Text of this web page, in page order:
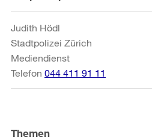
Informationen
Judith Hödl
Stadtpolizei Zürich
Mediendienst
Telefon 044 411 91 11
Themen